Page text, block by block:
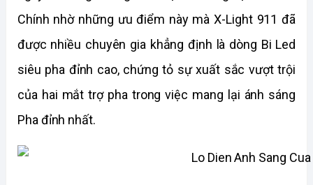
Chính nhờ những ưu điểm này mà X-Light 911 đã
được nhiều chuyên gia khẳng định là dòng Bi Led
siêu pha đỉnh cao, chứng tỏ sự xuất sắc vượt trội
của hai mắt trợ pha trong việc mang lại ánh sáng
Pha đỉnh nhất.